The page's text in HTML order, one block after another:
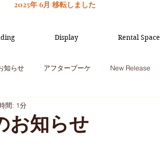
月 移転しました
Display Rental Space
知らせ アフターブーケ New Release
観葉植物
お知らせ
間: 1分